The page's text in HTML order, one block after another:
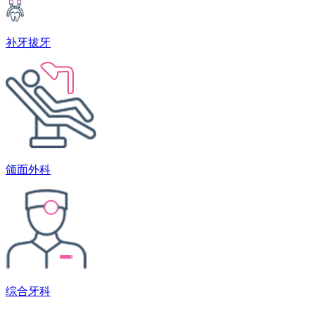
补牙拔牙
颌面外科
综合牙科